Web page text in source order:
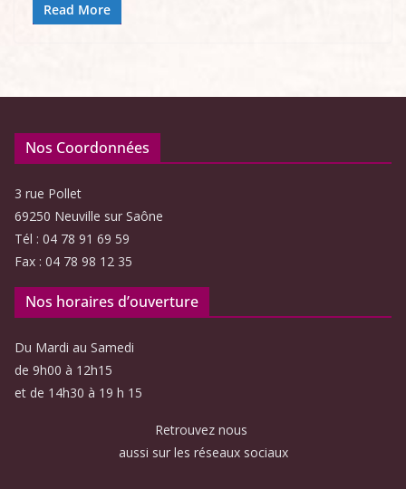
Read More
Nos Coordonnées
3 rue Pollet
69250 Neuville sur Saône
Tél : 04 78 91 69 59
Fax : 04 78 98 12 35
Nos horaires d’ouverture
Du Mardi au Samedi
de 9h00 à 12h15
et de 14h30 à 19 h 15
Retrouvez nous
aussi sur les réseaux sociaux